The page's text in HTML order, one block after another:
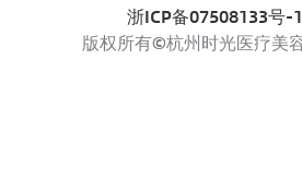
浙ICP备07508133号-
版权所有©杭州时光医疗美